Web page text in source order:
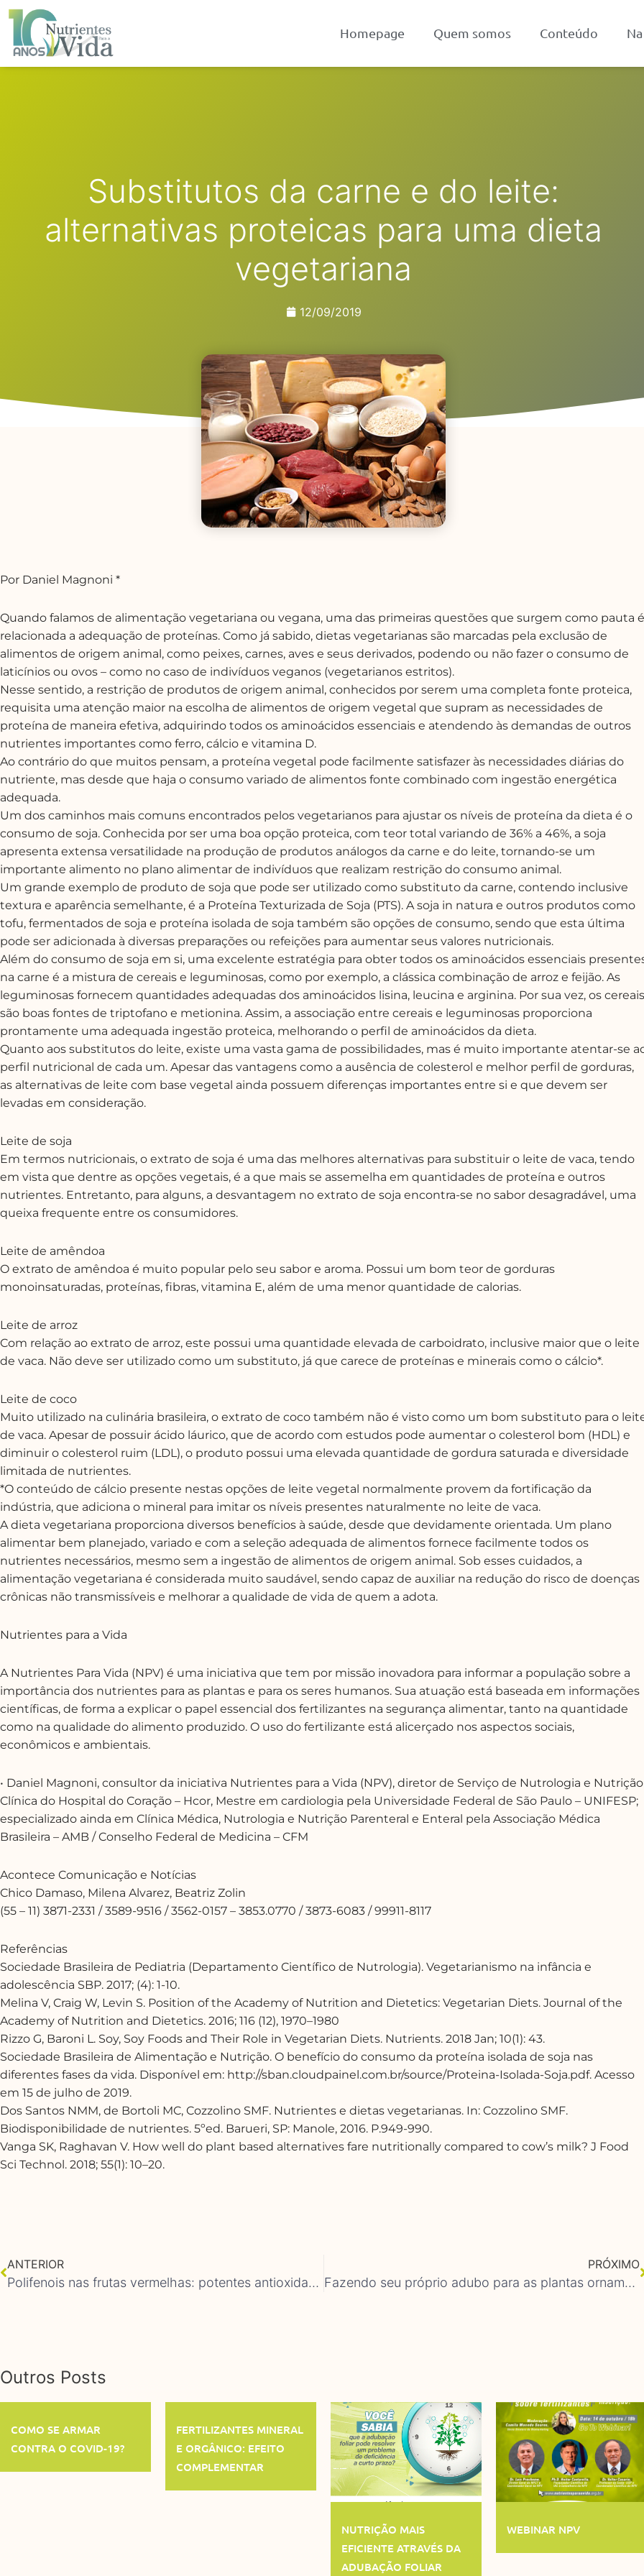
para
conteúdo
Homepage Quem somos Conteúdo
Substitutos da carne e do leite:
alternativas proteicas para uma dieta
vegetariana
12/09/2019
Por Daniel Magnoni *
Quando falamos de alimentação vegetariana ou vegana, uma das primeiras questões que surgem como pauta é
relacionada a adequação de proteínas. Como já sabido, dietas vegetarianas são marcadas pela exclusão de
alimentos de origem animal, como peixes, carnes, aves e seus derivados, podendo ou não fazer o consumo de
laticínios ou ovos – como no caso de indivíduos veganos (vegetarianos estritos).
Nesse sentido, a restrição de produtos de origem animal, conhecidos por serem uma completa fonte proteica,
requisita uma atenção maior na escolha de alimentos de origem vegetal que supram as necessidades de
proteína de maneira efetiva, adquirindo todos os aminoácidos essenciais e atendendo às demandas de outros
nutrientes importantes como ferro, cálcio e vitamina D.
Ao contrário do que muitos pensam, a proteína vegetal pode facilmente satisfazer às necessidades diárias do
nutriente, mas desde que haja o consumo variado de alimentos fonte combinado com ingestão energética
adequada.
Um dos caminhos mais comuns encontrados pelos vegetarianos para ajustar os níveis de proteína da dieta é o
consumo de soja. Conhecida por ser uma boa opção proteica, com teor total variando de 36% a 46%, a soja
apresenta extensa versatilidade na produção de produtos análogos da carne e do leite, tornando-se um
importante alimento no plano alimentar de indivíduos que realizam restrição do consumo animal.
Um grande exemplo de produto de soja que pode ser utilizado como substituto da carne, contendo inclusive
textura e aparência semelhante, é a Proteína Texturizada de Soja (PTS). A soja in natura e outros produtos como
tofu, fermentados de soja e proteína isolada de soja também são opções de consumo, sendo que esta última
pode ser adicionada à diversas preparações ou refeições para aumentar seus valores nutricionais.
Além do consumo de soja em si, uma excelente estratégia para obter todos os aminoácidos essenciais
na carne é a mistura de cereais e leguminosas, como por exemplo, a clássica combinação de arroz e feijão. As
leguminosas fornecem quantidades adequadas dos aminoácidos lisina, leucina e arginina. Por sua vez, os cereais
são boas fontes de triptofano e metionina. Assim, a associação entre cereais e leguminosas proporciona
prontamente uma adequada ingestão proteica, melhorando o perfil de aminoácidos da dieta.
Quanto aos substitutos do leite, existe uma vasta gama de possibilidades, mas é muito importante atentar-se
perfil nutricional de cada um. Apesar das vantagens como a ausência de colesterol e melhor perfil de gorduras,
as alternativas de leite com base vegetal ainda possuem diferenças importantes entre si e que devem ser
levadas em consideração.
Leite de soja
Em termos nutricionais, o extrato de soja é uma das melhores alternativas para substituir o leite de vaca, tendo
em vista que dentre as opções vegetais, é a que mais se assemelha em quantidades de proteína e outros
nutrientes. Entretanto, para alguns, a desvantagem no extrato de soja encontra-se no sabor desagradável, uma
queixa frequente entre os consumidores.
Leite de amêndoa
O extrato de amêndoa é muito popular pelo seu sabor e aroma. Possui um bom teor de gorduras
monoinsaturadas, proteínas, fibras, vitamina E, além de uma menor quantidade de calorias.
Leite de arroz
Com relação ao extrato de arroz, este possui uma quantidade elevada de carboidrato, inclusive maior que o leite
de vaca. Não deve ser utilizado como um substituto, já que carece de proteínas e minerais como o cálcio*.
Leite de coco
Muito utilizado na culinária brasileira, o extrato de coco também não é visto como um bom substituto para o
de vaca. Apesar de possuir ácido láurico, que de acordo com estudos pode aumentar o colesterol bom (HDL) e
diminuir o colesterol ruim (LDL), o produto possui uma elevada quantidade de gordura saturada e diversidade
limitada de nutrientes.
*O conteúdo de cálcio presente nestas opções de leite vegetal normalmente provem da fortificação da
indústria, que adiciona o mineral para imitar os níveis presentes naturalmente no leite de vaca.
A dieta vegetariana proporciona diversos benefícios à saúde, desde que devidamente orientada. Um plano
alimentar bem planejado, variado e com a seleção adequada de alimentos fornece facilmente todos os
nutrientes necessários, mesmo sem a ingestão de alimentos de origem animal. Sob esses cuidados, a
alimentação vegetariana é considerada muito saudável, sendo capaz de auxiliar na redução do risco de doenças
crônicas não transmissíveis e melhorar a qualidade de vida de quem a adota.
Nutrientes para a Vida
A Nutrientes Para Vida (NPV) é uma iniciativa que tem por missão inovadora para informar a população sobre a
importância dos nutrientes para as plantas e para os seres humanos. Sua atuação está baseada em informações
científicas, de forma a explicar o papel essencial dos fertilizantes na segurança alimentar, tanto na quantidade
como na qualidade do alimento produzido. O uso do fertilizante está alicerçado nos aspectos sociais,
econômicos e ambientais.
• Daniel Magnoni, consultor da iniciativa Nutrientes para a Vida (NPV), diretor de Serviço de Nutrologia e Nutrição
Clínica do Hospital do Coração – Hcor, Mestre em cardiologia pela Universidade Federal de São Paulo – UNIFESP;
especializado ainda em Clínica Médica, Nutrologia e Nutrição Parenteral e Enteral pela Associação Médica
Brasileira – AMB / Conselho Federal de Medicina – CFM
Acontece Comunicação e Notícias
Chico Damaso, Milena Alvarez, Beatriz Zolin
(55 – 11) 3871-2331 / 3589-9516 / 3562-0157 – 3853.0770 / 3873-6083 / 99911-8117
Referências
Sociedade Brasileira de Pediatria (Departamento Científico de Nutrologia). Vegetarianismo na infância e
adolescência SBP. 2017; (4): 1-10.
Melina V, Craig W, Levin S. Position of the Academy of Nutrition and Dietetics: Vegetarian Diets. Journal of the
Academy of Nutrition and Dietetics. 2016; 116 (12), 1970–1980
Rizzo G, Baroni L. Soy, Soy Foods and Their Role in Vegetarian Diets. Nutrients. 2018 Jan; 10(1): 43.
Sociedade Brasileira de Alimentação e Nutrição. O benefício do consumo da proteína isolada de soja nas
diferentes fases da vida. Disponível em: http://sban.cloudpainel.com.br/source/Proteina-Isolada-Soja.pdf. Acesso
em 15 de julho de 2019.
Dos Santos NMM, de Bortoli MC, Cozzolino SMF. Nutrientes e dietas vegetarianas. In: Cozzolino SMF.
Biodisponibilidade de nutrientes. 5ºed. Barueri, SP: Manole, 2016. P.949-990.
Vanga SK, Raghavan V. How well do plant based alternatives fare nutritionally compared to cow’s milk? J Food
Sci Technol. 2018; 55(1): 10–20.
ANTERIOR
Polifenois nas frutas vermelhas: potentes antioxidantes para a saúde humana
PRÓXIMO
Fazendo seu próprio adubo para as plantas ornamentais
Outros Posts
COMO SE ARMAR
CONTRA O COVID-19?
FERTILIZANTES MINERAL
E ORGÂNICO: EFEITO
COMPLEMENTAR
NUTRIÇÃO MAIS
EFICIENTE ATRAVÉS DA
ADUBAÇÃO FOLIAR
WEBINAR NPV